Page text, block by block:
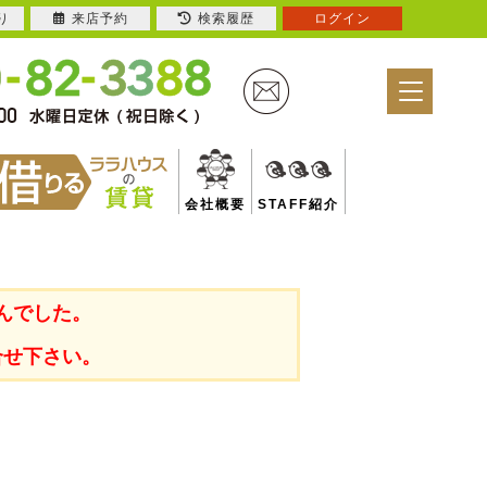
会社概要 STAFF紹介
した。
下さい。
来店予約 検索履歴 ログイン